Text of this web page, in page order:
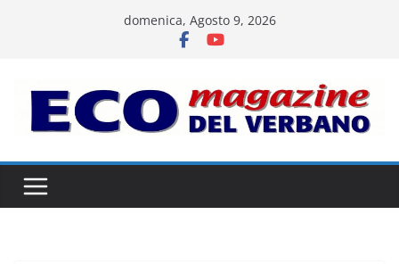
domenica, Agosto 9, 2026